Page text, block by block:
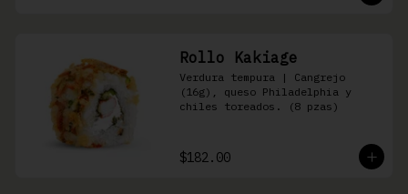
Rollo Kakiage
Verdura tempura | Cangrejo
(16g), queso Philadelphia y
chiles toreados. (8 pzas)
$182.00